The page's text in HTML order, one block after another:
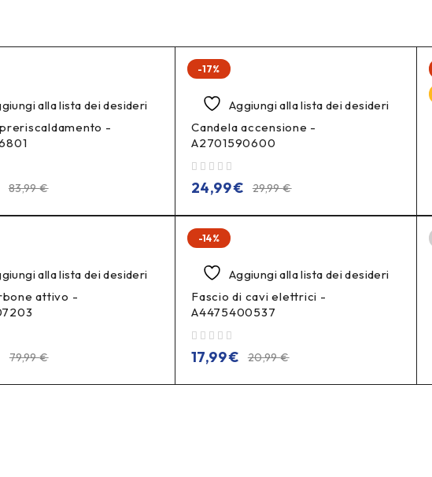
alla lista dei desideri
-
83,99€
-17%
Aggiungi alla lista dei desideri
Candela accensione -
A2701590600
29,99€
24,99€
alla lista dei desideri
attivo -
79,99€
-14%
Aggiungi alla lista dei desideri
Fascio di cavi elettrici -
A4475400537
20,99€
17,99€